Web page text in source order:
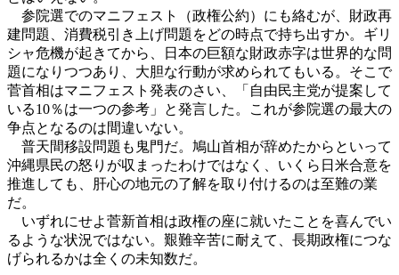
参院選でのマニフェスト（政権公約）にも絡むが、財政再
建問題、消費税引き上げ問題をどの時点で持ち出すか。ギリ
シャ危機が起きてから、日本の巨額な財政赤字は世界的な問
題になりつつあり、大胆な行動が求められてもいる。そこで
菅首相はマニフェスト発表のさい、「自由民主党が提案して
いる10％は一つの参考」と発言した。これが参院選の最大の
争点となるのは間違いない。
普天間移設問題も鬼門だ。鳩山首相が辞めたからといって
沖縄県民の怒りが収まったわけではなく、いくら日米合意を
推進しても、肝心の地元の了解を取り付けるのは至難の業
だ。
いずれにせよ菅新首相は政権の座に就いたことを喜んでい
るような状況ではない。艱難辛苦に耐えて、長期政権につな
げられるかは全くの未知数だ。